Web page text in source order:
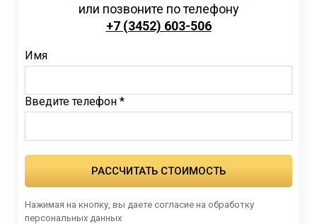
или позвоните по телефону
+7 (3452) 603-506
Имя
Введите телефон *
РАССЧИТАТЬ СТОИМОСТЬ
Нажимая на кнопку, вы даете согласие на обработку
персональных данных